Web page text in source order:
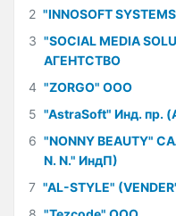
2 "INNOSOFT
3 "SOCIAL MEDIA
АГЕНТСТВО
4 "ZORGO" ООО
5 "AstraSoft" Инд. пр.
6 "NONNY BEAUTY"
N. N." ИндП)
7 "AL-STYLE"